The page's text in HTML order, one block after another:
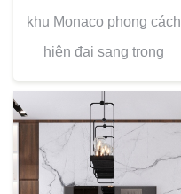
khu Monaco phong cách
hiện đại sang trọng